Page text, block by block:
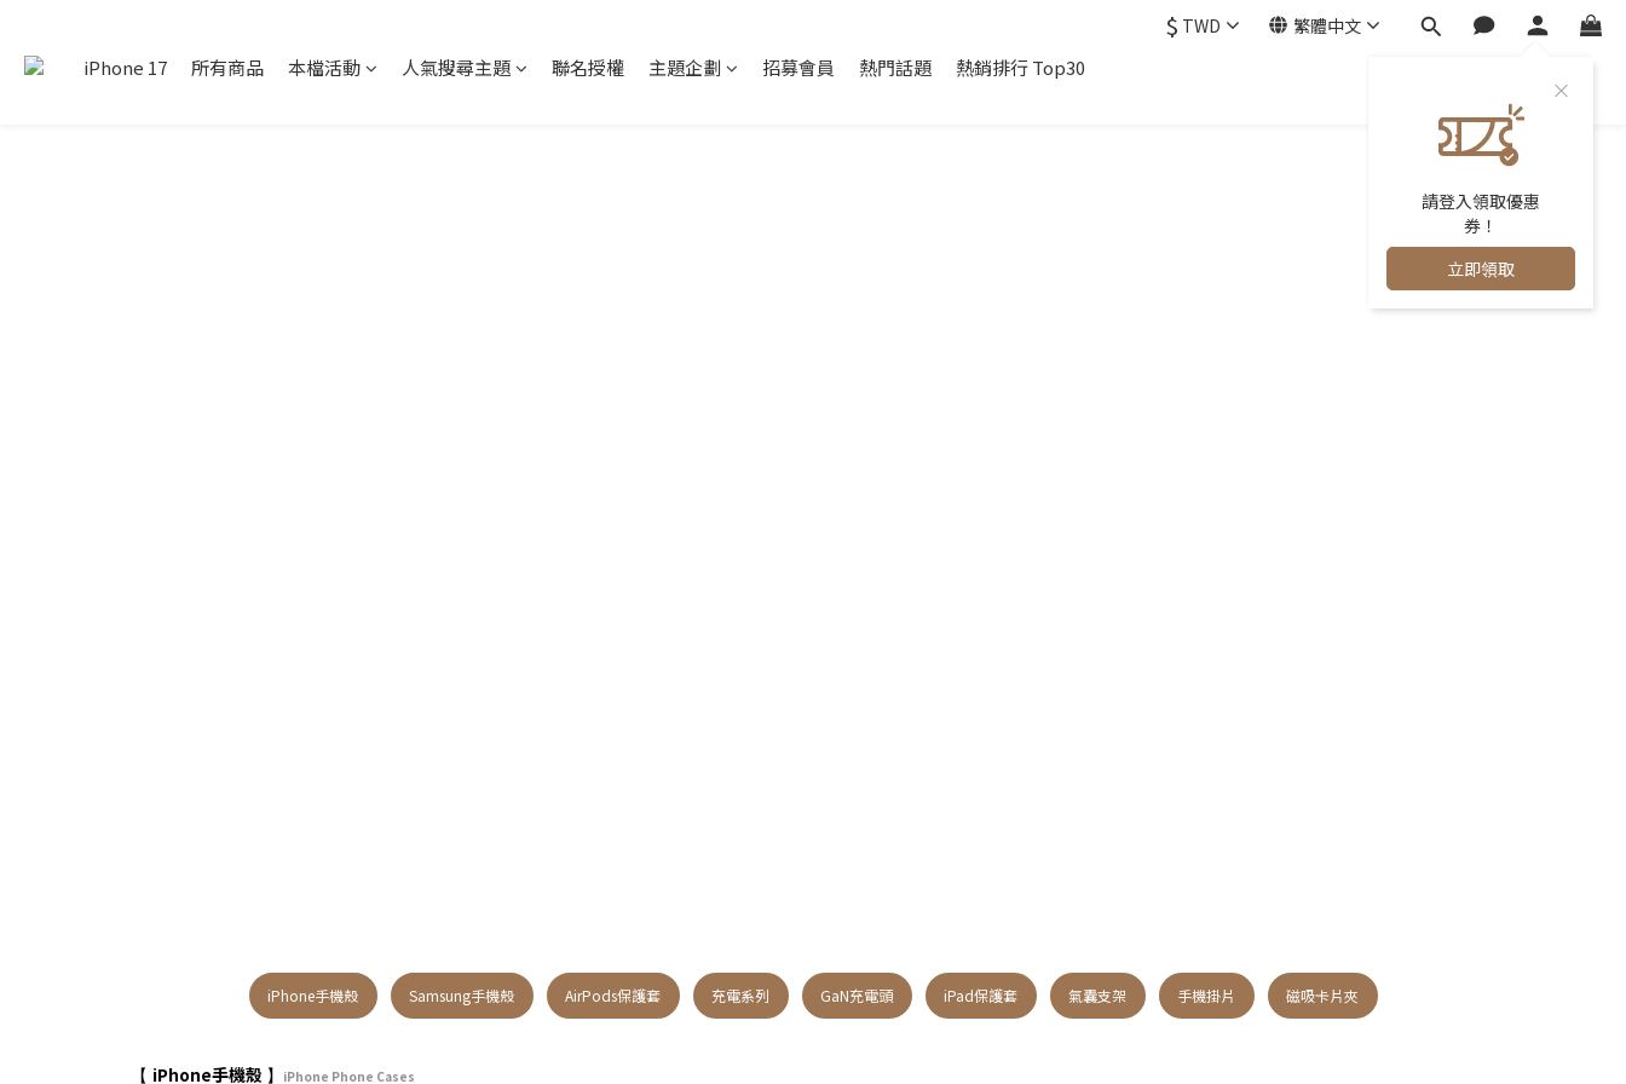
$ TWD 繁體中文
請登入領取優惠
券！
立即領取
iPhone 17 所有商品 本檔活動 人氣搜尋主題 聯名授權 主題企劃 招募會員 熱門話題 熱銷排行 Top30
iPhone手機殼 Samsung手機殼 AirPods保護套 充電系列 GaN充電頭 iPad保護套 氣囊支架 手機掛片 磁吸卡片夾
【 iPhone手機殼 】 iPhone Phone Cases